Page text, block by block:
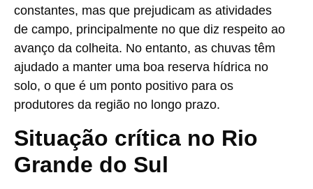
constantes, mas que prejudicam as atividades
de campo, principalmente no que diz respeito ao
avanço da colheita. No entanto, as chuvas têm
ajudado a manter uma boa reserva hídrica no
solo, o que é um ponto positivo para os
produtores da região no longo prazo.
Situação crítica no Rio
Grande do Sul